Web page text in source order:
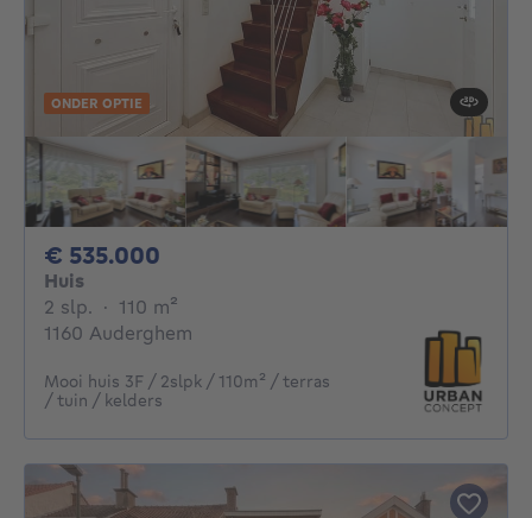
ONDER OPTIE
€ 535.000
Huis
2 slp. 2 slaapkamers
· 110 m²
1160 Auderghem
Mooi huis 3F / 2slpk / 110m² / terras
/ tuin / kelders